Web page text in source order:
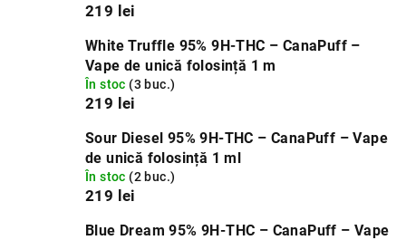
219 lei
White Truffle 95% 9H‑THC – CanaPuff –
Vape de unică folosință 1 m
În stoc (3 buc.)
219 lei
Sour Diesel 95% 9H‑THC – CanaPuff – Vape
de unică folosință 1 ml
În stoc (2 buc.)
219 lei
Blue Dream 95% 9H‑THC – CanaPuff – Vape